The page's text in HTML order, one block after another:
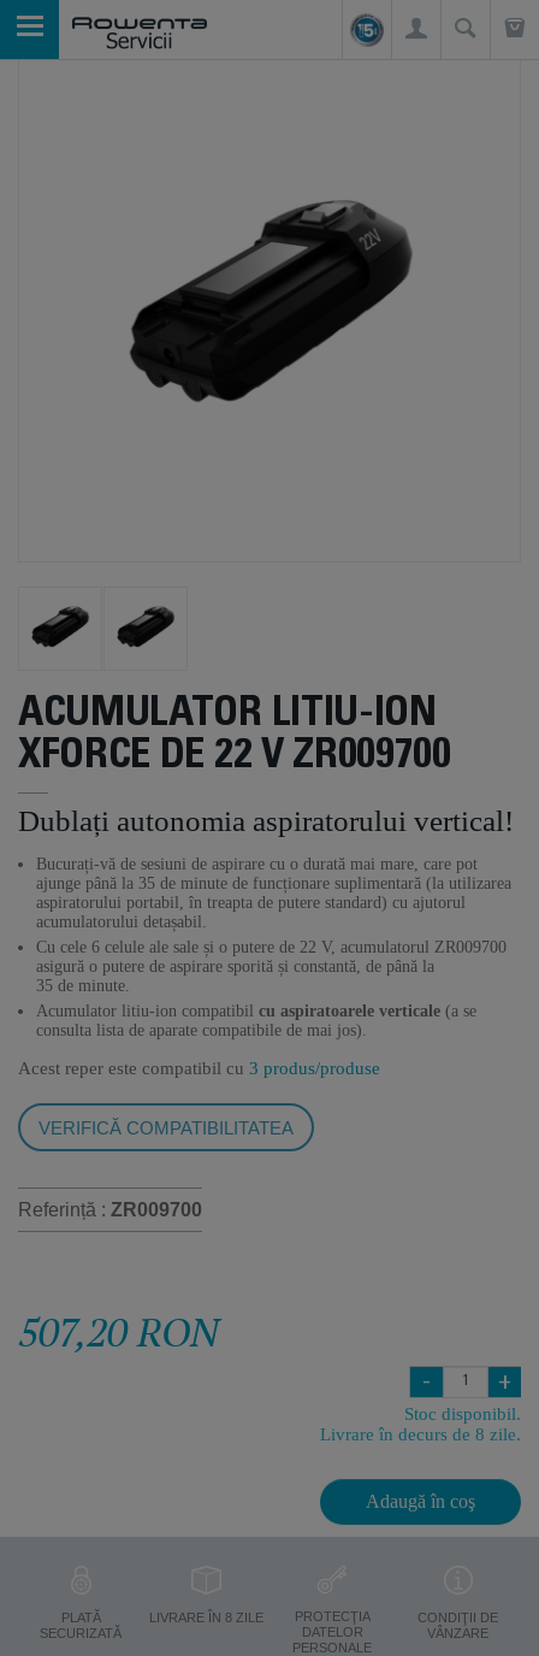
ACUMULATOR LITIU-ION
XFORCE DE 22 V ZR009700
Dublați autonomia aspiratorului vertical!
Bucurați-vă de sesiuni de aspirare cu o durată mai mare, care pot
ajunge până la 35 de minute de funcționare suplimentară (la utilizarea
aspiratorului portabil, în treapta de putere standard) cu ajutorul
acumulatorului detașabil.
Cu cele 6 celule ale sale și o putere de 22 V, acumulatorul ZR009700
asigură o putere de aspirare sporită și constantă, de până la
35 de minute.
Acumulator litiu-ion compatibil cu aspiratoarele verticale (a se
consulta lista de aparate compatibile de mai jos).
Acest reper este compatibil cu 3 produs/produse
VERIFICĂ COMPATIBILITATEA
Referință : ZR009700
507,20 RON
- +
Stoc disponibil.
Livrare în decurs de 8 zile.
Adaugă în coş
PLATĂ
SECURIZATĂ
LIVRARE ÎN 8 ZILE
PROTECŢIA
DATELOR
PERSONALE
CONDIŢII DE
VÂNZARE